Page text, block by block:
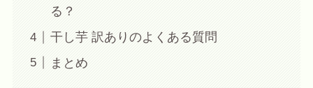
る？
干し芋 訳ありのよくある質問
まとめ